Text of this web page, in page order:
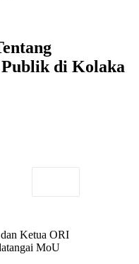
Publik di Kolaka
Ketua ORI
MoU